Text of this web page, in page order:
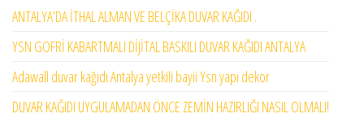
ANTALYA’DA İTHAL ALMAN VE BELÇİKA DUVAR KAĞIDI .
YSN GOFRİ KABARTMALI DİJİTAL BASKILI DUVAR KAĞIDI ANTALYA
Adawall duvar kağıdı Antalya yetkili bayii Ysn yapı dekor
DUVAR KAĞIDI UYGULAMADAN ÖNCE ZEMİN HAZIRLIĞI NASIL OLMALI!